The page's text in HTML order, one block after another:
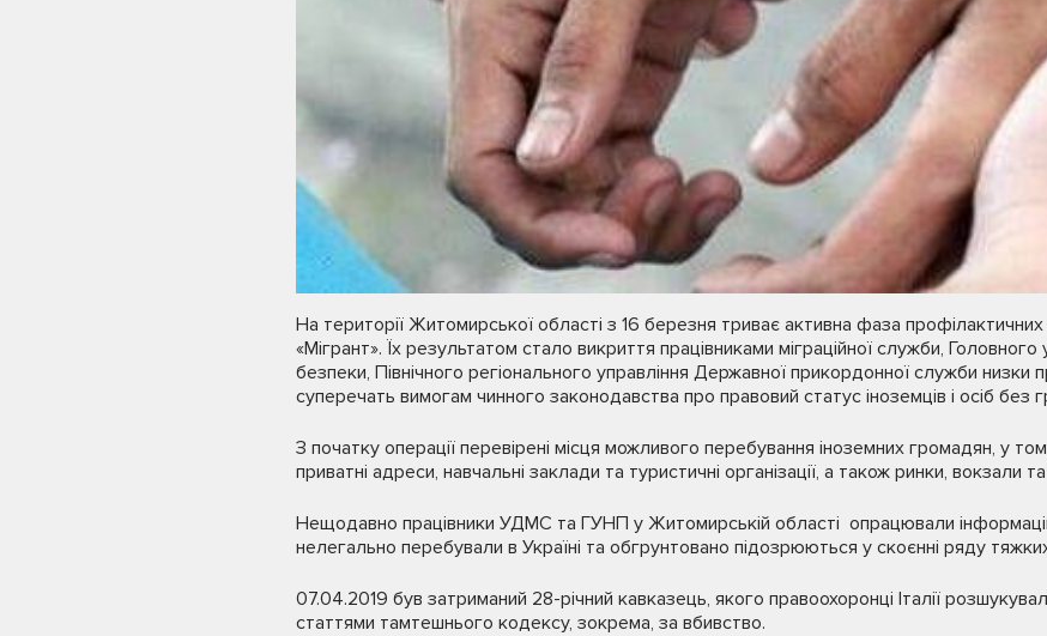
На території Житомирської області з 16 березня триває активна фаза
«Мігрант». Їх результатом стало викриття працівниками міграційної служби, Головного
безпеки, Північного регіонального управління Державної прикордонної служби низки
суперечать вимогам чинного законодавства про правовий статус іноземців і осіб без
З початку операції перевірені місця можливого перебування іноземних громадян, у
приватні адреси, навчальні заклади та туристичні організації, а також ринки, вокзали
Нещодавно працівники УДМС та ГУНП у Житомирській області опрацювали
нелегально перебували в Україні та обгрунтовано підозрюються у скоєнні ряду
07.04.2019 був затриманий 28-річний кавказець, якого правоохоронці Італії
статтями тамтешнього кодексу, зокрема, за вбивство.